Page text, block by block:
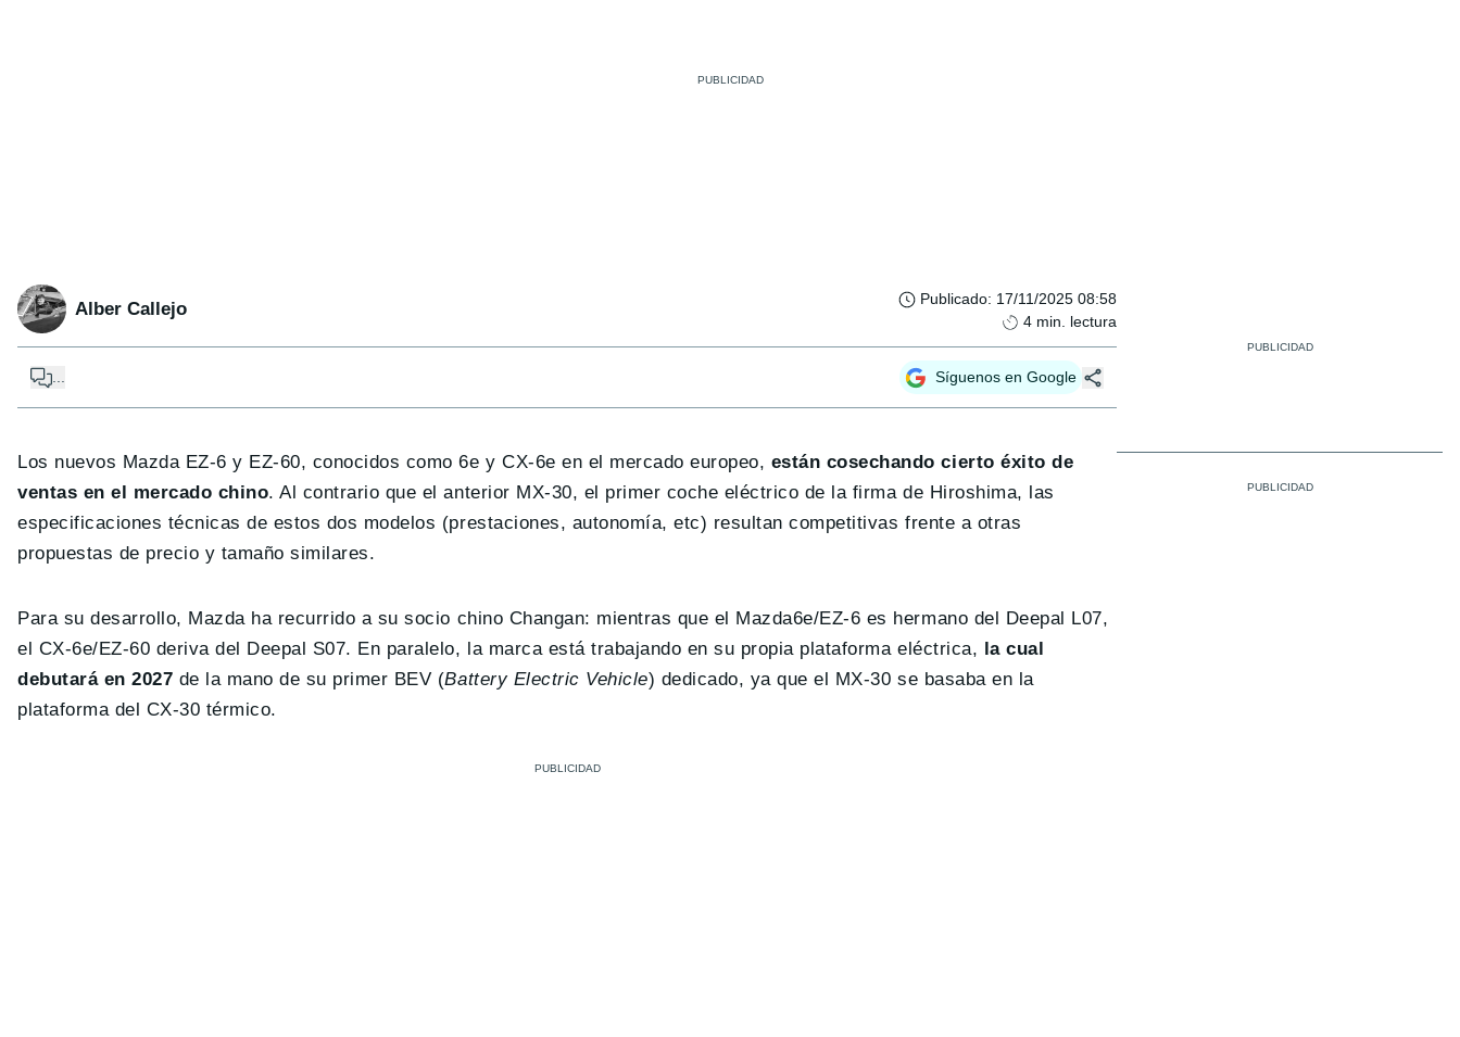
Alber Callejo Publicado: 17/11/2025 08:58
4 min. lectura
... Síguenos en Google
Los nuevos Mazda EZ-6 y EZ-60, conocidos como 6e y CX-6e en el mercado europeo, están cosechando cierto éxito de
ventas en el mercado chino. Al contrario que el anterior MX-30, el primer coche eléctrico de la firma de Hiroshima, las
especificaciones técnicas de estos dos modelos (prestaciones, autonomía, etc) resultan competitivas frente a otras
propuestas de precio y tamaño similares.
Para su desarrollo, Mazda ha recurrido a su socio chino Changan: mientras que el Mazda6e/EZ-6 es hermano del Deepal L07,
el CX-6e/EZ-60 deriva del Deepal S07. En paralelo, la marca está trabajando en su propia plataforma eléctrica,
la cual
debutará en 2027 de la mano de su primer BEV (Battery Electric Vehicle) dedicado, ya que el MX-30 se basaba en la
plataforma del CX-30 térmico.